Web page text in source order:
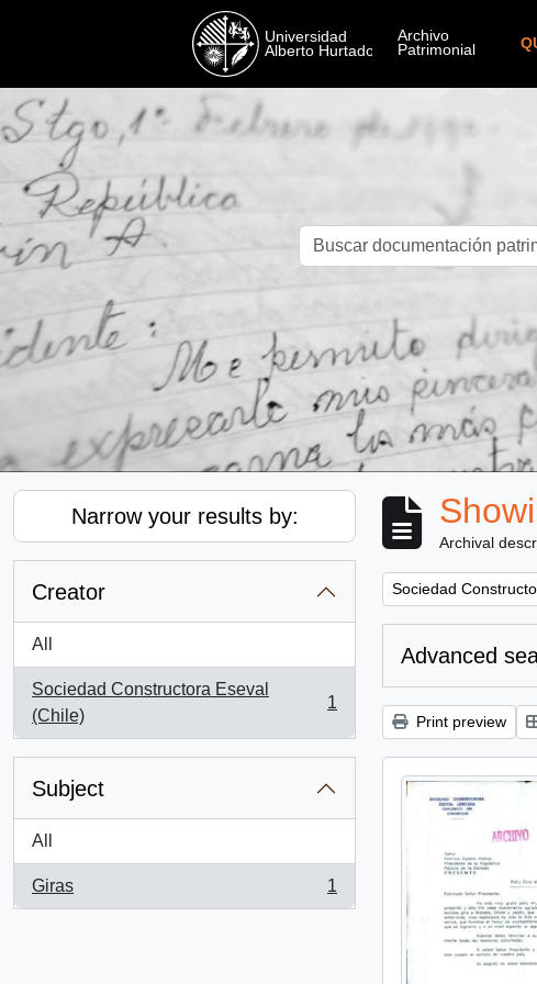
Narrow your results by:
Creator
All
Sociedad Constructora Eseval
(Chile)
, 1 results
1
Subject
All
Giras
, 1 results
1
Archival
Remove filter:
Sociedad
Advanced
Print preview